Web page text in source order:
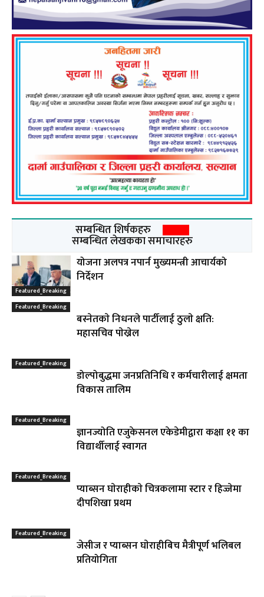
सम्बन्धित शिर्षकहरु
सम्बन्धित लेखकका समाचारहरु
Featured_Breaking
योजना अलपत्र नपार्न मुख्यमन्त्री आचार्यको
निर्देशन
Featured_Breaking
बस्नेतकाे निधनले पार्टीलाई ठुलाे क्षति:
महासचिव पाेख्रेल
Featured_Breaking
डोल्पोबुद्धमा जनप्रतिनिधि र कर्मचारीलाई क्षमता
विकास तालिम
Featured_Breaking
ज्ञानज्योति एजुकेसनल एकेडेमीद्वारा कक्षा ११ का
विद्यार्थीलाई स्वागत
Featured_Breaking
प्याब्सन घाेराहीकाे चित्रकलामा स्टार र हिज्जेमा
दीपशिखा प्रथम
Featured_Breaking
जेसीज र प्याब्सन घाेराहीबिच मैत्रीपूर्ण भलिबल
प्रतियोगिता